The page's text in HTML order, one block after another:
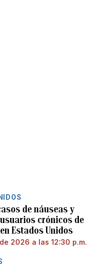
de náuseas y
crónicos de
Estados Unidos
2026 a las 12:30 p.m.